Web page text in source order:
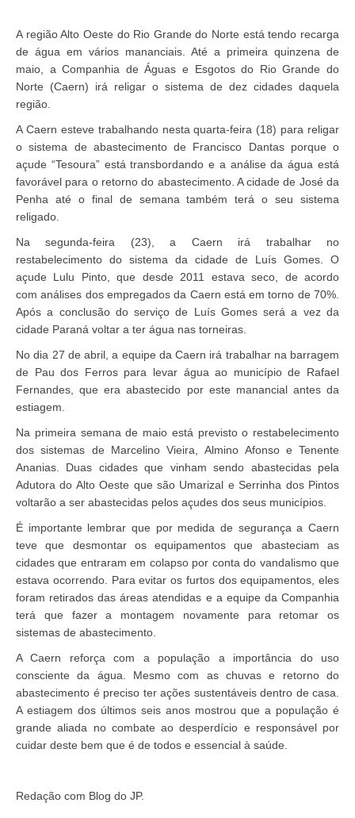
A região Alto Oeste do Rio Grande do Norte está tendo recarga
de água em vários mananciais. Até a primeira quinzena de
maio, a Companhia de Águas e Esgotos do Rio Grande do
Norte (Caern) irá religar o sistema de dez cidades daquela
região.
A Caern esteve trabalhando nesta quarta-feira (18) para religar
o sistema de abastecimento de Francisco Dantas porque o
açude “Tesoura” está transbordando e a análise da água está
favorável para o retorno do abastecimento. A cidade de José da
Penha até o final de semana também terá o seu sistema
religado.
Na segunda-feira (23), a Caern irá trabalhar no
restabelecimento do sistema da cidade de Luís Gomes. O
açude Lulu Pinto, que desde 2011 estava seco, de acordo
com análises dos empregados da Caern está em torno de 70%.
Após a conclusão do serviço de Luís Gomes será a vez da
cidade Paraná voltar a ter água nas torneiras.
No dia 27 de abril, a equipe da Caern irá trabalhar na barragem
de Pau dos Ferros para levar água ao município de Rafael
Fernandes, que era abastecido por este manancial antes da
estiagem.
Na primeira semana de maio está previsto o restabelecimento
dos sistemas de Marcelino Vieira, Almino Afonso e Tenente
Ananias. Duas cidades que vinham sendo abastecidas pela
Adutora do Alto Oeste que são Umarizal e Serrinha dos Pintos
voltarão a ser abastecidas pelos açudes dos seus municípios.
É importante lembrar que por medida de segurança a Caern
teve que desmontar os equipamentos que abasteciam as
cidades que entraram em colapso por conta do vandalismo que
estava ocorrendo. Para evitar os furtos dos equipamentos, eles
foram retirados das áreas atendidas e a equipe da Companhia
terá que fazer a montagem novamente para retomar os
sistemas de abastecimento.
A Caern reforça com a população a importância do uso
consciente da água. Mesmo com as chuvas e retorno do
abastecimento é preciso ter ações sustentáveis dentro de casa.
A estiagem dos últimos seis anos mostrou que a população é
grande aliada no combate ao desperdício e responsável por
cuidar deste bem que é de todos e essencial à saúde.
Redação com Blog do JP.